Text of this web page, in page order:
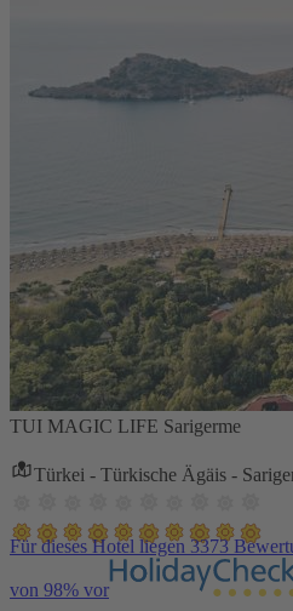
TUI MAGIC LIFE Sarigerme
Türkei - Türkische Ägäis -
Für dieses Hotel liegen 3373
von 98% vor